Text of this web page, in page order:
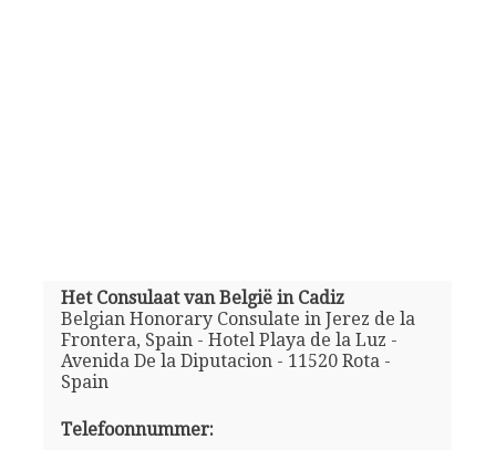
Het Consulaat van België in Cadiz
Belgian Honorary Consulate in Jerez de la
Frontera, Spain - Hotel Playa de la Luz -
Avenida De la Diputacion - 11520 Rota -
Spain
Telefoonnummer: